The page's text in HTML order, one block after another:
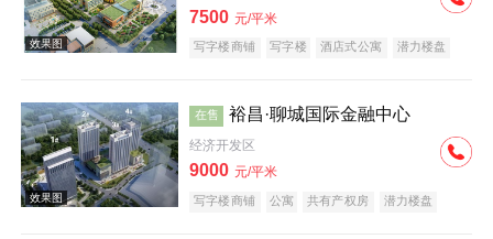
效果图
7500 元/平米
写字楼商铺 写字楼 酒店式公寓
潜力楼盘
在售 裕昌·聊城国际金融中心
经济开发区
9000 元/平米
写字楼商铺 公寓 共有产权房
潜力楼盘